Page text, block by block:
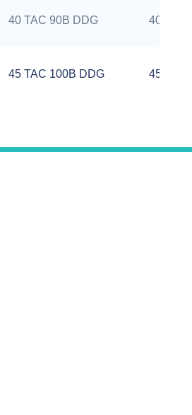
40 TAC 90B DDG 40 mm
45 TAC 100B DDG 45 mm